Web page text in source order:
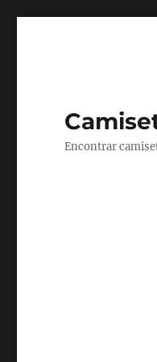
Encontrar